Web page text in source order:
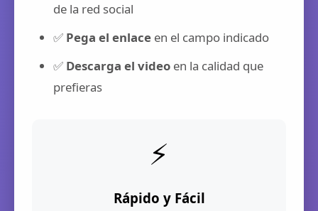
de la red social
✅ Pega el enlace en el campo indicado
✅ Descarga el video en la calidad que
prefieras
⚡
Rápido y Fácil